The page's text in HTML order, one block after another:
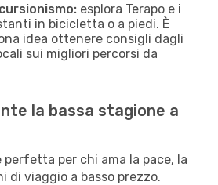
esplora Terapo e i
in bicicletta o a piedi. È
idea ottenere consigli dagli
sui migliori percorsi da
la bassa stagione a
perfetta per chi ama la pace, la
di viaggio a basso prezzo.